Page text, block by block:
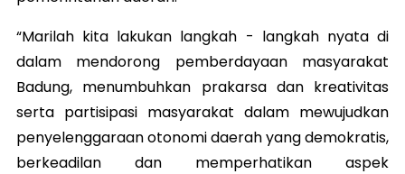
“Marilah kita lakukan langkah - langkah nyata di
dalam mendorong pemberdayaan masyarakat
Badung, menumbuhkan prakarsa dan kreativitas
serta partisipasi masyarakat dalam mewujudkan
penyelenggaraan otonomi daerah yang demokratis,
berkeadilan dan memperhatikan aspek